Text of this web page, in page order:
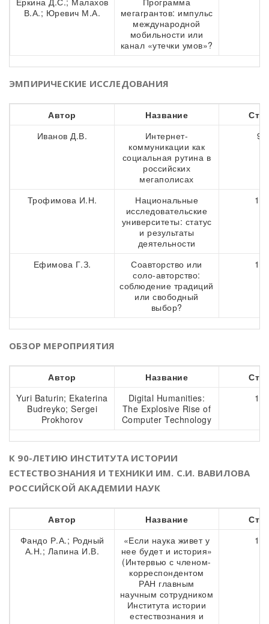
В.А.; Юревич М.А.
мегагрантов: импульс
международной
мобильности или
канал «утечки умов»?
ЭМПИРИЧЕСКИЕ ИССЛЕДОВАНИЯ
Автор Название
Иванов Д.В.
Интернет-
коммуникации как
социальная рутина в
российских
мегаполисах
Трофимова И.Н.
Национальные
исследовательские
университеты: статус
и результаты
деятельности
Ефимова Г.З.
Соавторство или
соло-авторство:
соблюдение традиций
или свободный
выбор?
ОБЗОР МЕРОПРИЯТИЯ
Автор Название
Yuri Baturin; Ekaterina
Budreyko; Sergei
Prokhorov
Digital Humanities:
The Explosive Rise of
Computer Technology
К 90-ЛЕТИЮ ИНСТИТУТА ИСТОРИИ
ЕСТЕСТВОЗНАНИЯ И ТЕХНИКИ ИМ. С.И. ВАВИЛОВА
РОССИЙСКОЙ АКАДЕМИИ НАУК
Автор Название
Фандо Р.А.; Родный
А.Н.; Лапина И.В.
«Если наука живет у
нее будет и история»
(Интервью с членом-
корреспондентом
РАН главным
научным сотрудником
Института истории
естествознания и